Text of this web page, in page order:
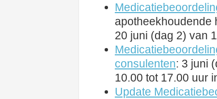
apotheekhoudende
20 juni (dag 2) van
consulenten: 3 juni
10.00 tot 17.00 uur
Update